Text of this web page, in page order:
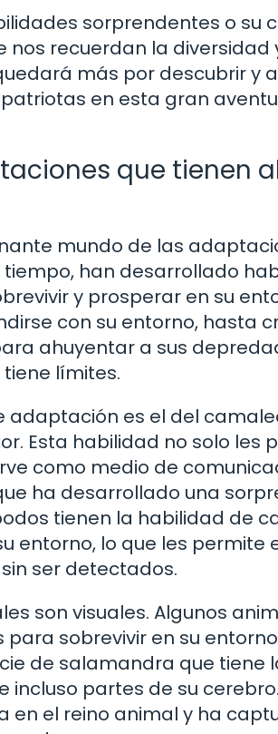
sorprendentes o su
recuerdan la diversidad
más por descubrir y
en esta gran
que tienen
mundo de las
tiempo, han desarrollado
y prosperar en su
con su entorno, hasta
ahuyentar a sus
límites.
adaptación es el del
Esta habilidad no solo les
como medio de
ha desarrollado una
tienen la habilidad de
entorno, lo que les permite
ser detectados.
son visuales. Algunos
sobrevivir en su
de salamandra que tiene
partes de su
el reino animal y ha